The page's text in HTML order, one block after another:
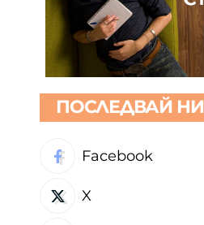
ПОСЛЕДВАЙ НИ
Facebook
X